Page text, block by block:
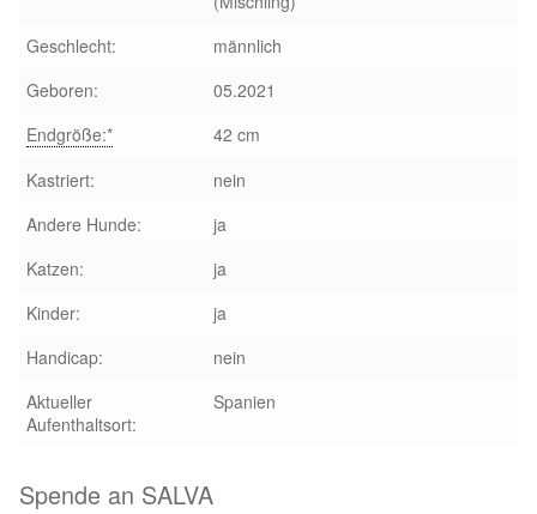
Sicherheitsgeschirr
Mittelmeerkrankheiten
Qualzucht bei Hunden
Zwingerhusten
Ablauf Adoption
Info Broschüre – SALVA Hundehilfe e.V.
Geschlecht:
männlich
Geboren:
05.2021
Endgröße:*
42 cm
Kastriert:
nein
Andere Hunde:
ja
Katzen:
ja
Kinder:
ja
Handicap:
nein
Aktueller
Aufenthaltsort:
Spanien
Spende an SALVA